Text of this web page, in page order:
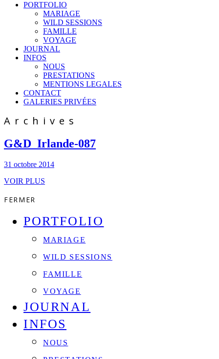
PORTFOLIO
MARIAGE
WILD SESSIONS
FAMILLE
VOYAGE
JOURNAL
INFOS
NOUS
PRESTATIONS
MENTIONS LEGALES
CONTACT
GALERIES PRIVÉES
Archives
G&D_Irlande-087
31 octobre 2014
VOIR PLUS
FERMER
PORTFOLIO
MARIAGE
WILD SESSIONS
FAMILLE
VOYAGE
JOURNAL
INFOS
NOUS